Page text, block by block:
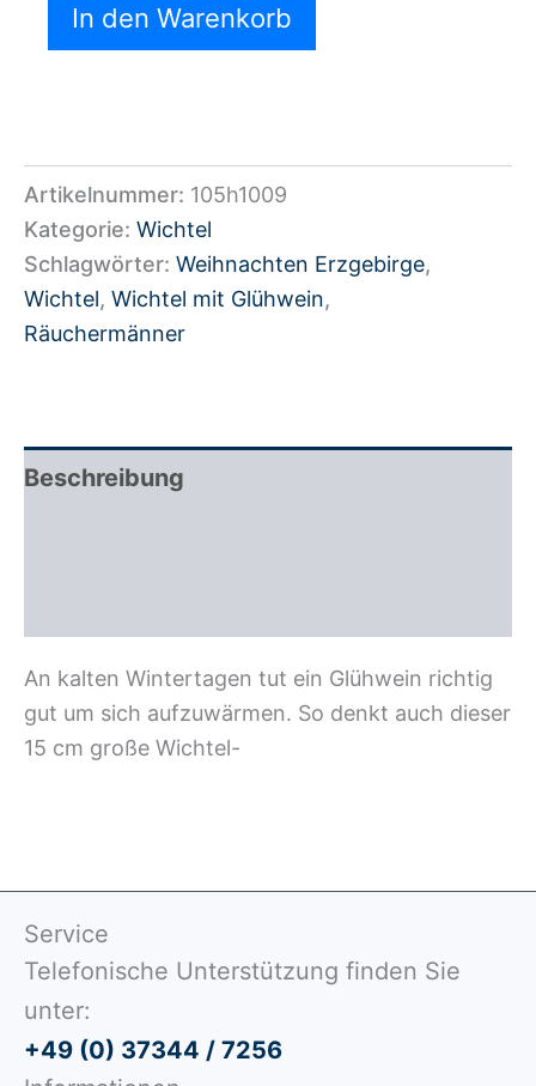
In den Warenkorb
Artikelnummer: 105h1009
Kategorie: Wichtel
Schlagwörter: Weihnachten Erzgebirge,
Wichtel, Wichtel mit Glühwein,
Räuchermänner
Beschreibung
An kalten Wintertagen tut ein Glühwein richtig
gut um sich aufzuwärmen. So denkt auch dieser
15 cm große Wichtel-
Service
Telefonische Unterstützung finden Sie
unter:
+49 (0) 37344 / 7256